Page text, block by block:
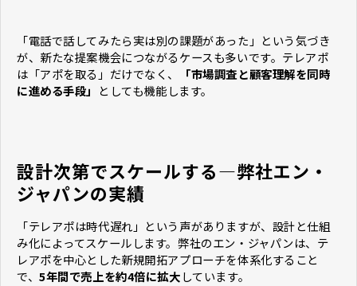
「電話で話してみたら実は別の課題があった」という気づき
が、新たな提案機会につながるケースも多いです。テレアポ
は「アポを取る」だけでなく、
「市場調査と顧客理解を同時
に進める手段」
としても機能します。
設計次第でスケールする—弊社エン・
ジャパンの実績
「テレアポは時代遅れ」という声がありますが、設計と仕組
み化によってスケールします。弊社のエン・ジャパンは、テ
レアポを中心とした新規開拓アプローチを体系化すること
で、5年間で売上を約4倍に拡大しています。